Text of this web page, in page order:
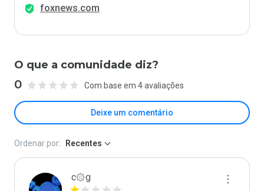
foxnews.com
O que a comunidade diz?
0 Com base em 4 avaliações
Deixe um comentário
Ordenar por: Recentes
c۞g